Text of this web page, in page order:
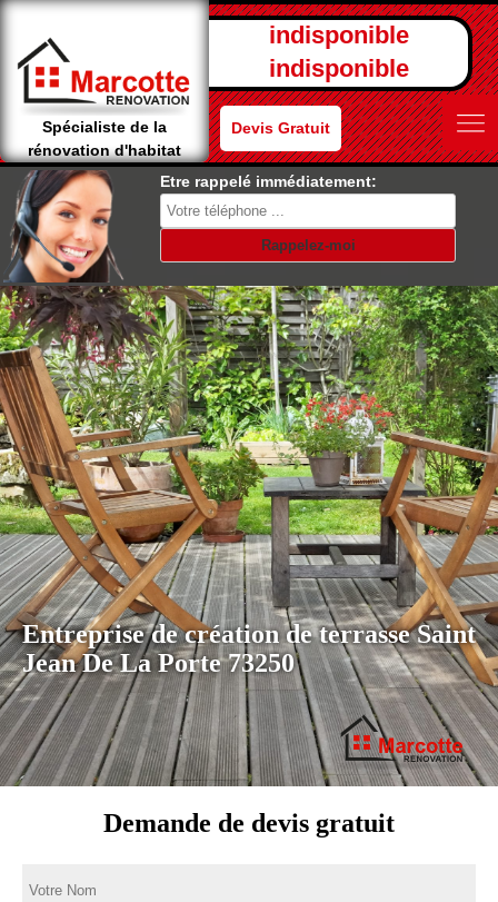
Spécialiste de la
rénovation d'habitat
indisponible
indisponible
Devis Gratuit
Etre rappelé immédiatement:
Entreprise de création de terrasse Saint
Jean De La Porte 73250
Demande de devis gratuit